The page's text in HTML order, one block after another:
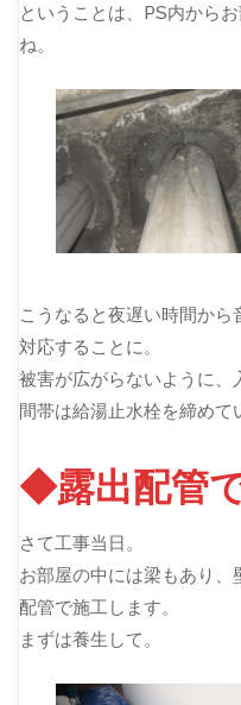
ということは、PS内から
ね。
こうなると夜遅い時間か
対応することに。
被害が広がらないように
間帯は給湯止水栓を締めて
◆露出配管
さて工事当日。
お部屋の中には梁もあり、
配管で施工します。
まずは養生して。